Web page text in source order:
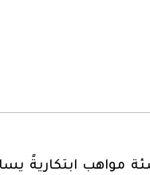
مواهب ابتكاريةً